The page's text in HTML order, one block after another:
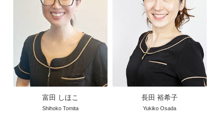
富田 しほこ
Shihoko Tomita
長田 裕希子
Yukiko Osada